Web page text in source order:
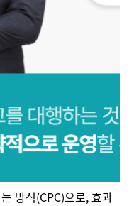
방식(CPC)으로, 효과